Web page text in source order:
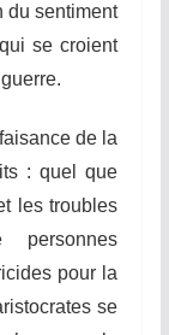
du sentiment
se croient
de la
: quel que
les troubles
personnes
pour la
se